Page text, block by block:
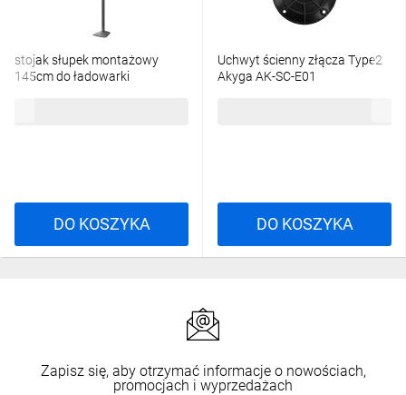
stojak słupek montażowy
145cm do ładowarki
DO KOSZYKA
Uchwyt ścienny złącza Type2
Akyga AK-SC-E01
DO KOSZYKA
Zapisz się, aby otrzymać informacje o nowościach,
promocjach i wyprzedażach